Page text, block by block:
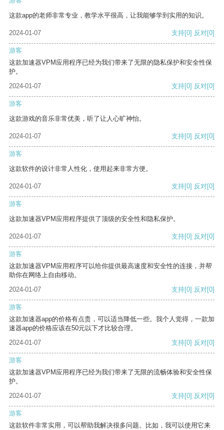
这款app的老师非常专业，教学水平很高，让我能够学到实用的知识。
2024-01-07 支持[0] 反对[0]
游客
这款加速器VPM应用程序已经为我们带来了无限的隐私保护和安全性保
护。
2024-01-07
支持[0] 反对[0]
游客
这款游戏的音乐非常优美，听了让人心旷神怡。
2024-01-07 支持[0] 反对[0]
游客
这款软件的设计非常人性化，使用起来非常方便。
2024-01-07 支持[0] 反对[0]
游客
这款加速器VPM应用程序提供了顶级的安全性和隐私保护。
2024-01-07 支持[0] 反对[0]
游客
这款加速器VPM应用程序可以给你提供最高速度和安全性的连接，并帮
助你在网络上自由移动。
2024-01-07
支持[0] 反对[0]
游客
这款加速器app的价格有点贵，可以适当降低一些。我个人觉得，一款加
速器app的价格应该在50元以下才比较合理。
2024-01-07
支持[0] 反对[0]
游客
这款加速器VPM应用程序已经为我们带来了无限的流畅体验和安全性保
护。
2024-01-07
支持[0] 反对[0]
游客
这款软件非常实用，可以帮助我解决很多问题。比如，我可以使用它来